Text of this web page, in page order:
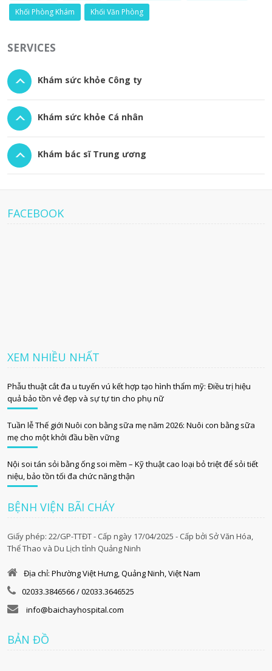
Khối Phòng Khám
Khối Văn Phòng
SERVICES
Khám sức khỏe Công ty
Khám sức khỏe Cá nhân
Khám bác sĩ Trung ương
FACEBOOK
XEM NHIỀU NHẤT
Phẫu thuật cắt đa u tuyến vú kết hợp tạo hình thẩm mỹ: Điều trị hiệu
quả bảo tồn vẻ đẹp và sự tự tin cho phụ nữ
Tuần lễ Thế giới Nuôi con bằng sữa mẹ năm 2026: Nuôi con bằng sữa
mẹ cho một khởi đầu bền vững
Nội soi tán sỏi bằng ống soi mềm – Kỹ thuật cao loại bỏ triệt để sỏi tiết
niệu, bảo tồn tối đa chức năng thận
BỆNH VIỆN BÃI CHÁY
Giấy phép: 22/GP-TTĐT - Cấp ngày 17/04/2025 - Cấp bởi Sở Văn Hóa,
Thể Thao và Du Lịch tỉnh Quảng Ninh
Địa chỉ: Phường Việt Hưng, Quảng Ninh, Việt Nam
02033.3846566 / 02033.3646525
info@baichayhospital.com
BẢN ĐỒ